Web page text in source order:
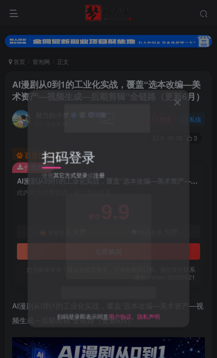
首页 冒泡网 正文
AI漫剧从0到1的工业化实战，覆盖“选本改编—美
术资产—视频生成—后期剪辑”全链路（更新6月）
私信
3
百度已收录
AI漫剧从0到1的工业化实战，覆盖“选本改编—美术资产—视频生成—后期剪辑”全链路（更新6月）
此内容为付费资源，请付费后查看
您当前未登录！建议登陆后购买，可保存购买订单。微信支付联系
微信：chen185599521
付费资源
AI漫剧从0到1的工业化实战，覆盖“选本改编—美术资产—视
频生成—后期剪辑”全链路（更新6月）
扫码登录
使用其它方式登录
扫码登录即表示同意用户协议 、隐私声明